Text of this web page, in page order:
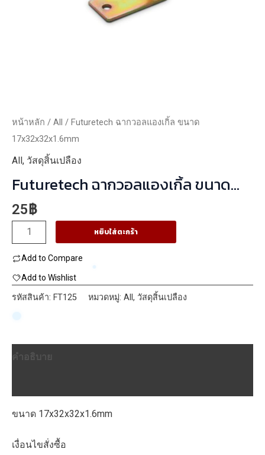
หน้าหลัก / All / Futuretech ฉากวอลแองเกิ้ล ขนาด
17x32x32x1.6mm
All, วัสดุสิ้นเปลือง
Futuretech ฉากวอลแองเกิ้ล ขนาด
17x32x32x1.6mm
25฿
จำนวน
Futuretech
ฉาก
วอล
แอง
17x32x32x1.6mm
หยิบใส่ตะกร้า
Add to Compare
Add to Wishlist
รหัสสินค้า: FT125 หมวดหมู่: All , วัสดุสิ้นเปลือง
คำอธิบาย
ขนาด 17x32x32x1.6mm
เงื่อนไขสั่งซื้อ